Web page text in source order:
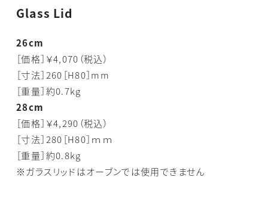
Glass Lid
26cm
［価格］￥4,070（税込）
［寸法］260［H80］mm
［重量］約0.7kg
28cm
［価格］￥4,290（税込）
［寸法］280［H80］ｍｍ
［重量］約0.8kg
※ガラスリッドはオーブンでは使用できません